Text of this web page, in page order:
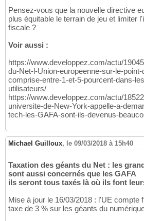
Pensez-vous que la nouvelle directive
plus équitable le terrain de jeu et limiter
fiscale ?
Voir aussi :
https://www.developpez.com/actu/
du-Net-l-Union-europeenne-sur-le-
comprise-entre-1-et-5-pourcent-dans-
utilisateurs/
https://www.developpez.com/actu/
universite-de-New-York-appelle-a-
tech-les-GAFA-sont-ils-devenus-
Michael Guilloux, le 09/03/2018 à 15h40
Taxation des géants du Net : les
sont aussi concernés que les GAFA
ils seront tous taxés là où ils font
Mise à jour le 16/03/2018 : l'UE compte
taxe de 3 % sur les géants du